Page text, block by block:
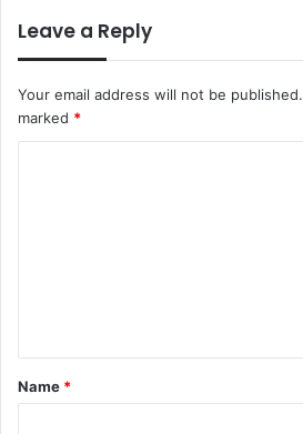
Leave a Reply
Your email address will not be published.
marked *
t
*
Name *